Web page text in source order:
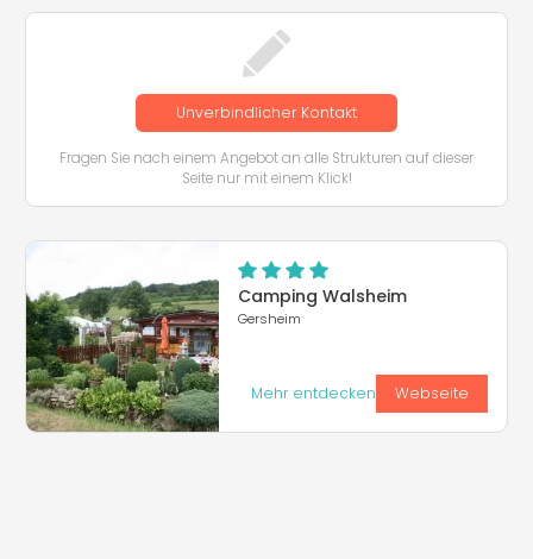
Unverbindlicher Kontakt
Fragen Sie nach einem Angebot an alle Strukturen auf dieser
Seite nur mit einem Klick!
Camping Walsheim
Gersheim
Mehr entdecken Webseite